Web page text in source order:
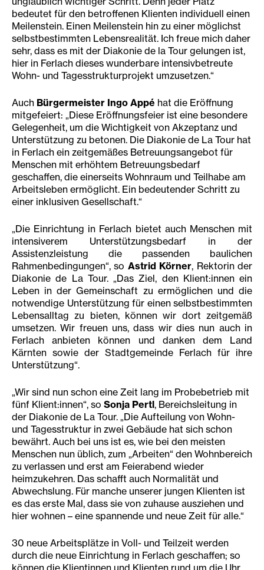
bedeutet für den betroffenen Klienten individuell einen
Meilenstein. Einen Meilenstein hin zu einer möglichst
selbstbestimmten Lebensrealität. Ich freue mich daher
sehr, dass es mit der Diakonie de la Tour gelungen ist,
hier in Ferlach dieses wunderbare intensivbetreute
Wohn- und Tagesstrukturprojekt umzusetzen.“
Auch Bürgermeister Ingo Appé hat die Eröffnung
mitgefeiert: „Diese Eröffnungsfeier ist eine besondere
Gelegenheit, um die Wichtigkeit von Akzeptanz und
Unterstützung zu betonen. Die Diakonie de La Tour hat
in Ferlach ein zeitgemäßes Betreuungsangebot für
Menschen mit erhöhtem Betreuungsbedarf
geschaffen, die einerseits Wohnraum und Teilhabe am
Arbeitsleben ermöglicht. Ein bedeutender Schritt zu
einer inklusiven Gesellschaft.“
„Die Einrichtung in Ferlach bietet auch Menschen mit
intensiverem Unterstützungsbedarf in der
Assistenzleistung die passenden baulichen
Rahmenbedingungen“, so Astrid Körner, Rektorin der
Diakonie de La Tour. „Das Ziel, den Klient:innen ein
Leben in der Gemeinschaft zu ermöglichen und die
notwendige Unterstützung für einen selbstbestimmten
Lebensalltag zu bieten, können wir dort zeitgemäß
umsetzen. Wir freuen uns, dass wir dies nun auch in
Ferlach anbieten können und danken dem Land
Kärnten sowie der Stadtgemeinde Ferlach für ihre
Unterstützung“.
„Wir sind nun schon eine Zeit lang im Probebetrieb mit
fünf Klient:innen“, so Sonja Pertl, Bereichsleitung in
der Diakonie de La Tour. „Die Aufteilung von Wohn-
und Tagesstruktur in zwei Gebäude hat sich schon
bewährt. Auch bei uns ist es, wie bei den meisten
Menschen nun üblich, zum „Arbeiten“ den Wohnbereich
zu verlassen und erst am Feierabend wieder
heimzukehren. Das schafft auch Normalität und
Abwechslung. Für manche unserer jungen Klienten ist
es das erste Mal, dass sie von zuhause ausziehen und
hier wohnen – eine spannende und neue Zeit für alle.“
30 neue Arbeitsplätze in Voll- und Teilzeit werden
durch die neue Einrichtung in Ferlach geschaffen; so